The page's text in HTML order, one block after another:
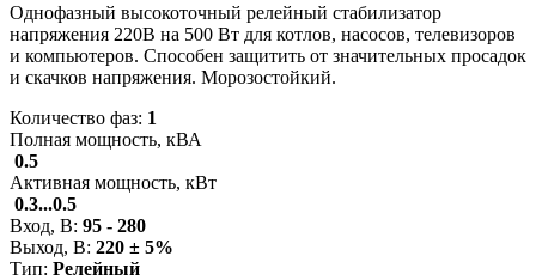
Однофазный высокоточный релейный стабилизатор
напряжения 220В на 500 Вт для котлов, насосов, телевизоров
и компьютеров. Способен защитить от значительных просадок
и скачков напряжения. Морозостойкий.
Количество фаз: 1
Полная мощность, кВА
0.5
Активная мощность, кВт
0.3...0.5
Вход, В: 95 - 280
Выход, В: 220 ± 5%
Тип: Релейный